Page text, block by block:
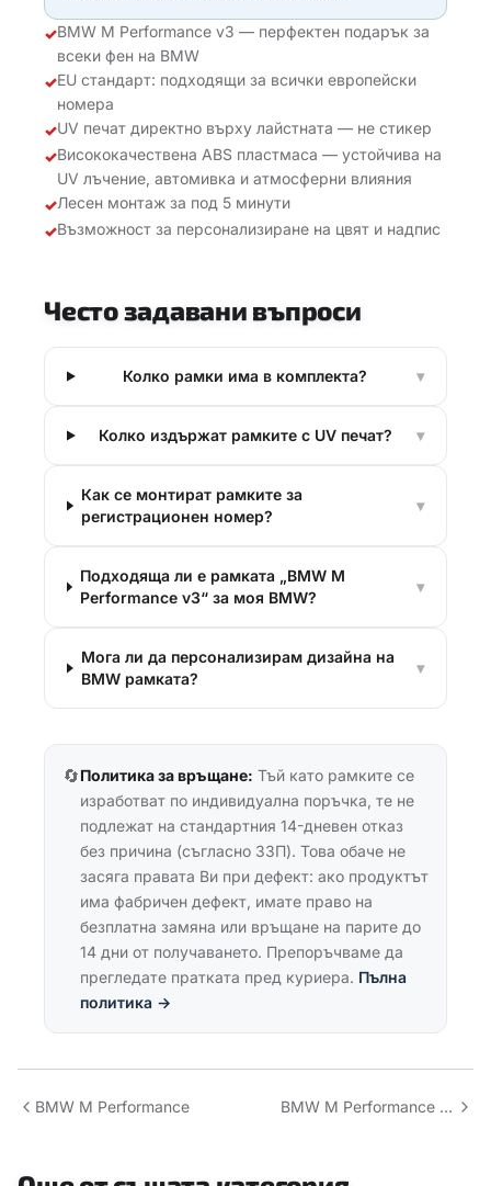
✓BMW M Performance v3 — перфектен подарък за
всеки фен на BMW
✓EU стандарт: подходящи за всички европейски
номера
✓UV печат директно върху лайстната — не стикер
✓Висококачествена ABS пластмаса — устойчива на
UV лъчение, автомивка и атмосферни влияния
✓Лесен монтаж за под 5 минути
✓Възможност за персонализиране на цвят и надпис
Често задавани въпроси
Колко рамки има в комплекта? ▾
Колко издържат рамките с UV печат? ▾
Как се монтират рамките за
регистрационен номер?
▾
Подходяща ли е рамката „BMW M
Performance v3“ за моя BMW?
▾
Мога ли да персонализирам дизайна на
BMW рамката?
▾
🔄Политика за връщане: Тъй като рамките се
изработват по индивидуална поръчка, те не
подлежат на стандартния 14-дневен отказ
без причина (съгласно ЗЗП). Това обаче не
засяга правата Ви при дефект: ако продуктът
има фабричен дефект, имате право на
безплатна замяна или връщане на парите до
14 дни от получаването. Препоръчваме да
прегледате пратката пред куриера. Пълна
политика →
BMW M Performance BMW M Performance v4